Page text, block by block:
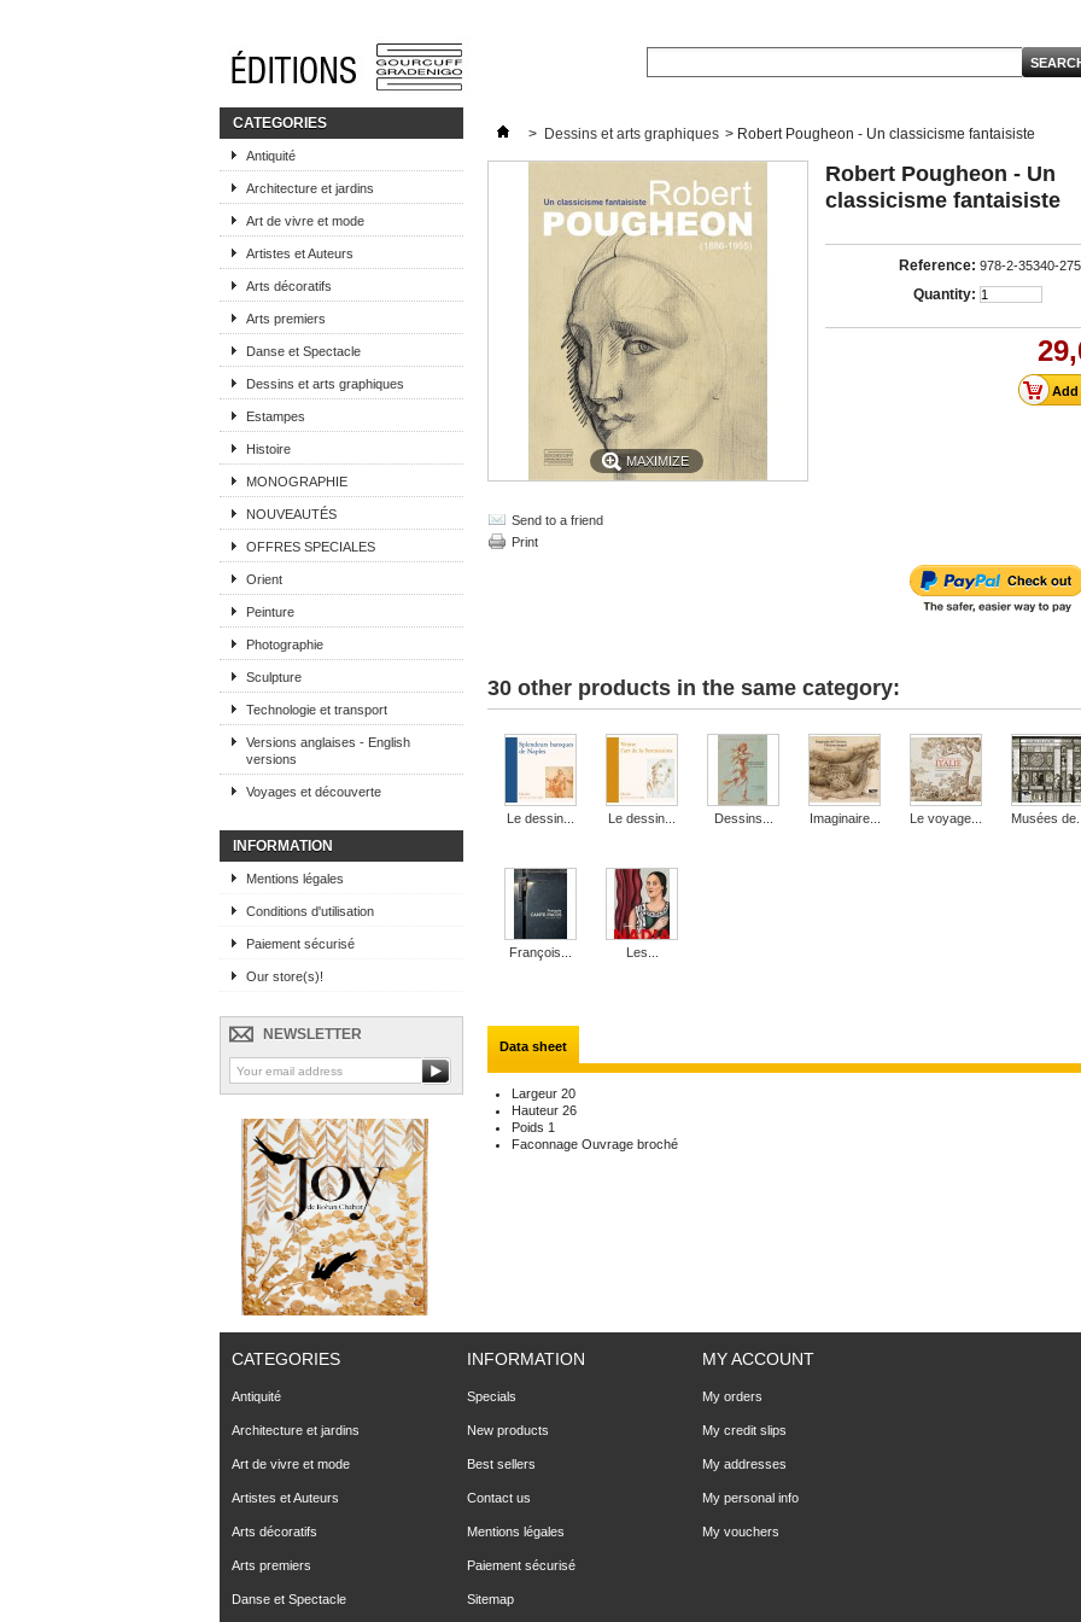
CATEGORIES
Antiquité
Architecture et jardins
Art de vivre et mode
Artistes et Auteurs
Arts décoratifs
Arts premiers
Danse et Spectacle
Dessins et arts graphiques
Estampes
Histoire
MONOGRAPHIE
NOUVEAUTÉS
OFFRES SPECIALES
Orient
Peinture
Photographie
Sculpture
Technologie et transport
Versions anglaises - English
versions
Voyages et découverte
INFORMATION
Mentions légales
Conditions d'utilisation
Paiement sécurisé
Our store(s)!
NEWSLETTER
> Dessins et arts graphiques > Robert Pougheon - Un classicisme fantaisiste
MAXIMIZE
Send to a friend
Print
Robert Pougheon - Un
classicisme fantaisiste
Reference: 978-2-35340-
Quantity:
30 other products in the same category:
Le dessin... Le dessin... Dessins... Imaginaire... Le voyage... Musées de...
François... Les...
Data sheet
Largeur 20
Hauteur 26
Poids 1
Faconnage Ouvrage broché
CATEGORIES
Antiquité
Architecture et jardins
Art de vivre et mode
Artistes et Auteurs
Arts décoratifs
Arts premiers
Danse et Spectacle
INFORMATION
Specials
New products
Best sellers
Contact us
Mentions légales
Paiement sécurisé
Sitemap
MY ACCOUNT
My orders
My credit slips
My addresses
My personal info
My vouchers